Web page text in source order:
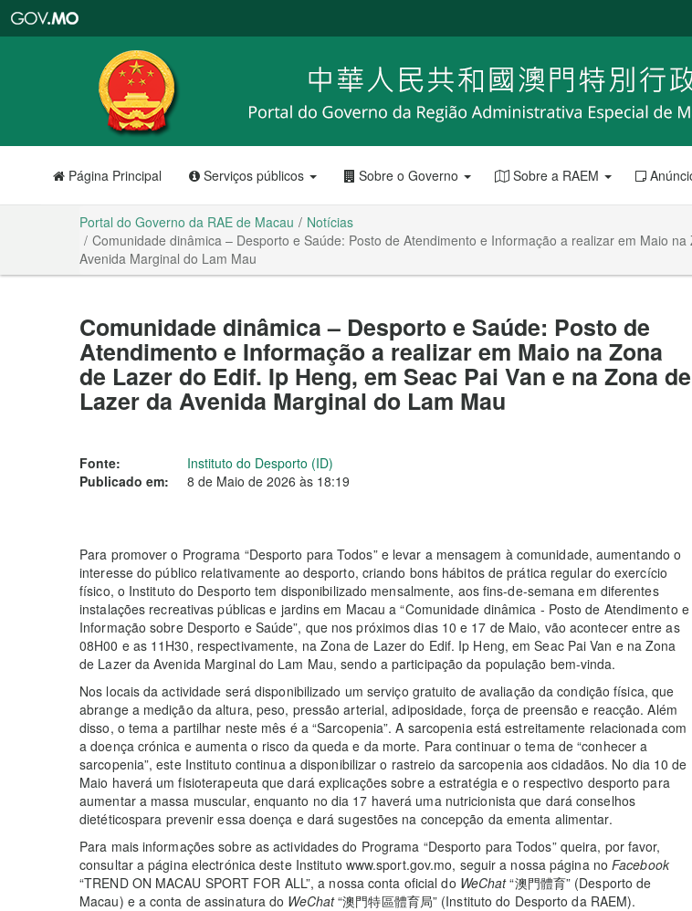
RAE
de
Macau
Página Principal Serviços públicos Sobre o Governo Sobre a RAEM
Portal do Governo da RAE de Macau
Notícias
Comunidade dinâmica – Desporto e Saúde: Posto de Atendimento e Informação a realizar em Maio
Avenida Marginal do Lam Mau
Comunidade dinâmica – Desporto e Saúde: Posto de
Atendimento e Informação a realizar em Maio na Zona
de Lazer do Edif. Ip Heng, em Seac Pai Van e na Zona de
Lazer da Avenida Marginal do Lam Mau
Fonte:
Instituto do Desporto (ID)
Publicado em:
8 de Maio de 2026 às 18:19
Para promover o Programa “Desporto para Todos” e levar a mensagem à comunidade, aumentando o
interesse do público relativamente ao desporto, criando bons hábitos de prática regular do exercício
físico, o Instituto do Desporto tem disponibilizado mensalmente, aos fins-de-semana em diferentes
instalações recreativas públicas e jardins em Macau a “Comunidade dinâmica - Posto de Atendimento e
Informação sobre Desporto e Saúde”, que nos próximos dias 10 e 17 de Maio, vão acontecer entre as
08H00 e as 11H30, respectivamente, na Zona de Lazer do Edif. Ip Heng, em Seac Pai Van e na Zona
de Lazer da Avenida Marginal do Lam Mau, sendo a participação da população bem-vinda.
Nos locais da actividade será disponibilizado um serviço gratuito de avaliação da condição física, que
abrange a medição da altura, peso, pressão arterial, adiposidade, força de preensão e reacção. Além
disso, o tema a partilhar neste mês é a “Sarcopenia”. A sarcopenia está estreitamente relacionada com
a doença crónica e aumenta o risco da queda e da morte. Para continuar o tema de “conhecer a
sarcopenia”, este Instituto continua a disponibilizar o rastreio da sarcopenia aos cidadãos. No dia 10 de
Maio haverá um fisioterapeuta que dará explicações sobre a estratégia e o respectivo desporto para
aumentar a massa muscular, enquanto no dia 17 haverá uma nutricionista que dará conselhos
dietéticospara prevenir essa doença e dará sugestões na concepção da ementa alimentar.
Para mais informações sobre as actividades do Programa “Desporto para Todos” queira, por favor,
consultar a página electrónica deste Instituto www.sport.gov.mo, seguir a nossa página noFacebook
“TREND ON MACAU SPORT FOR ALL”, a nossa conta oficial do WeChat“澳門體育” (Desporto de
Macau) e a conta de assinatura do WeChat“澳門特區體育局” (Instituto do Desporto da RAEM).